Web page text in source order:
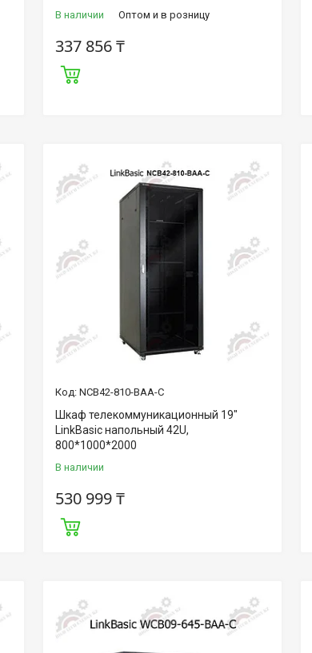
В наличии Оптом и в розницу
337 856 ₸
NCB42-810-BAA-C
Шкаф телекоммуникационный 19"
LinkBasic напольный 42U,
800*1000*2000
В наличии
530 999 ₸